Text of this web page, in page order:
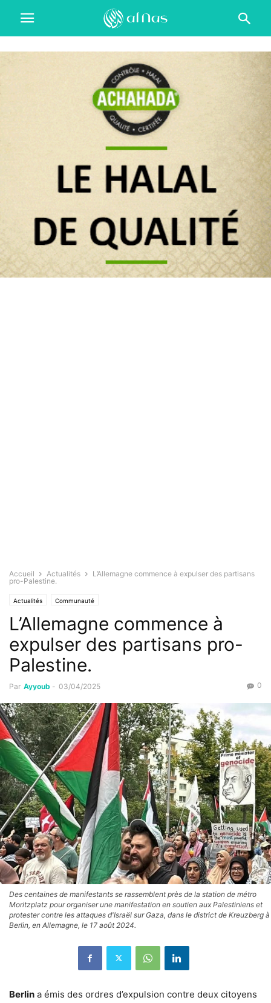
Accueil Actualités
L’Allemagne commence à expulser des partisans
pro-Palestine.
Actualités Communauté
L’Allemagne commence à
expulser des partisans pro-
Palestine.
Par Ayyoub - 03/04/2025 0
Des centaines de manifestants se rassemblent près de la station de métro
Moritzplatz pour organiser une manifestation en soutien aux Palestiniens et
protester contre les attaques d'Israël sur Gaza, dans le district de Kreuzberg à
Berlin, en Allemagne, le 17 août 2024.
Berlin a émis des ordres d’expulsion contre deux citoyens